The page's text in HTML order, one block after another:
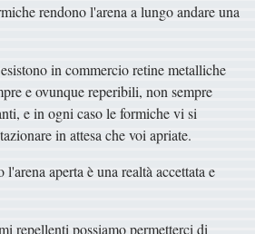
rendono l'arena a lungo andare una
esistono in commercio retine metalliche
e ovunque reperibili, non sempre
e in ogni caso le formiche vi si
in attesa che voi apriate.
l'arena aperta è una realtà accettata e
repellenti possiamo permetterci di